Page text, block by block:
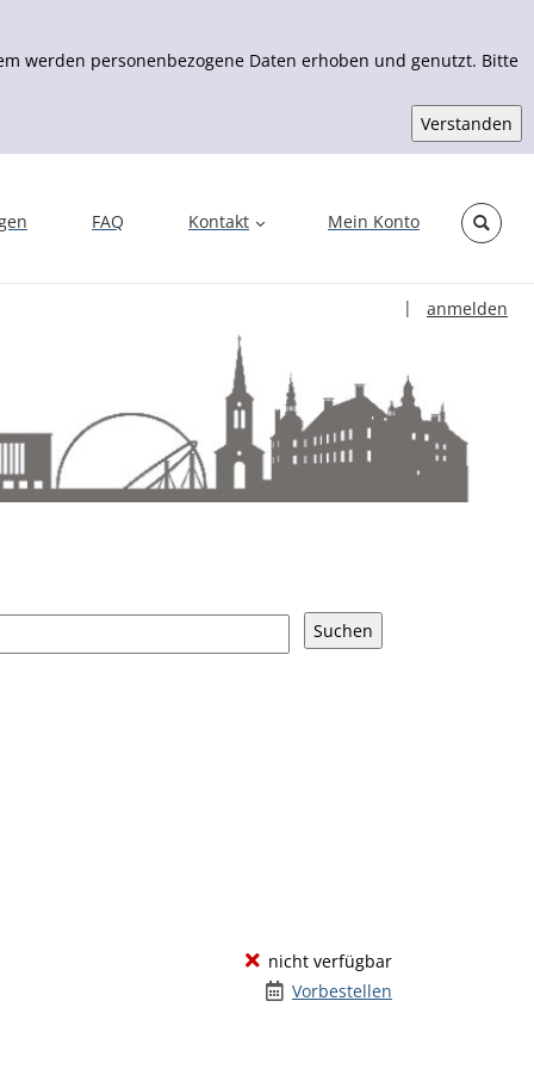
werden personenbezogene Daten erhoben und genutzt. Bitte
FAQ Kontakt Mein Konto
| anmelden
Sprache
nicht verfügbar
Vorbestellen